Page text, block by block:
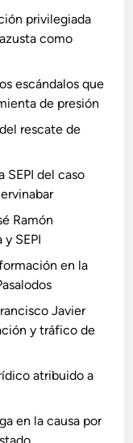
privilegiada
como
escándalos que
de presión
rescate de
SEPI del caso
Ramón
SEPI
en la
Javier
y tráfico de
atribuido a
en la causa por